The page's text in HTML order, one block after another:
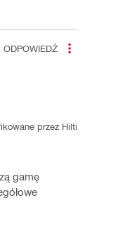
ODPOWIEDŹ
przez Hilti
gamę